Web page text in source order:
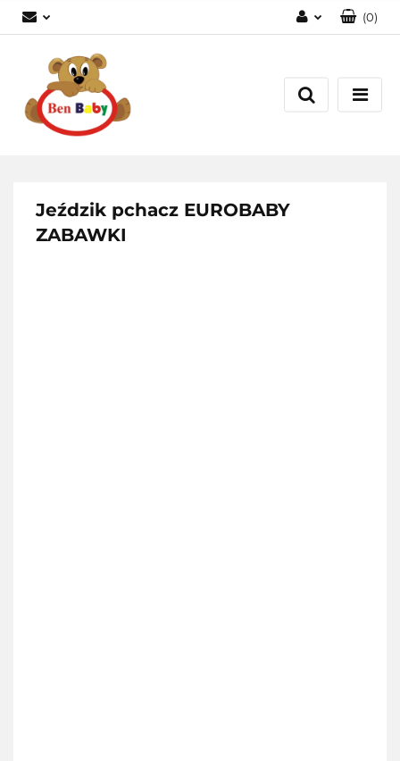
Zarejestruj się
Dodaj zgłoszenie
(0)
Jeździk pchacz EUROBABY
ZABAWKI